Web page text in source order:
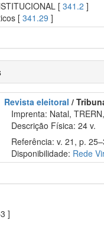
[341.2 ]
[341.29 ]
Revista eleitoral /
Imprenta: Natal,
Descrição Física: 24 v.
Referência: v. 21, p.
Disponibilidade: Rede
]